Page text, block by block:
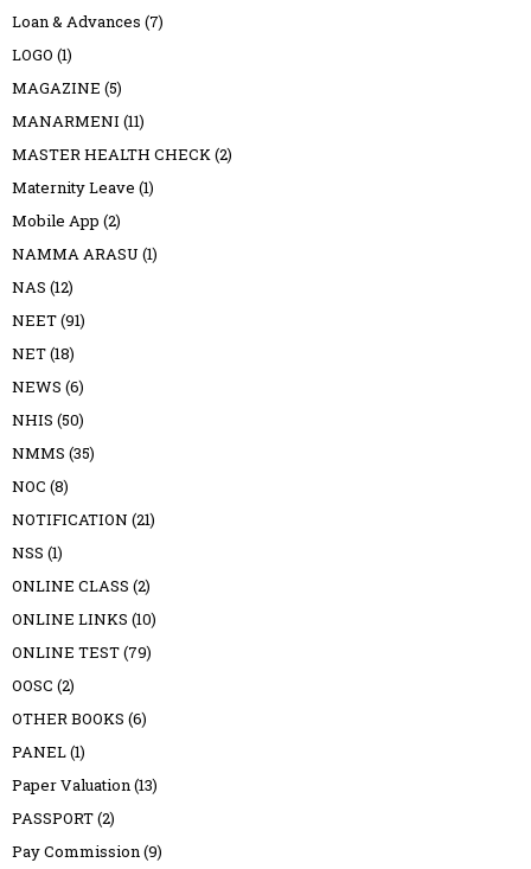
Loan & Advances (7)
LOGO (1)
MAGAZINE (5)
MANARMENI (11)
MASTER HEALTH CHECK(2)
Maternity Leave (1)
Mobile App (2)
NAMMA ARASU (1)
NAS (12)
NEET(91)
NET(18)
NEWS (6)
NHIS (50)
NMMS (35)
NOC (8)
NOTIFICATION (21)
NSS (1)
ONLINE CLASS (2)
ONLINE LINKS (10)
ONLINE TEST(79)
OOSC (2)
OTHER BOOKS (6)
PANEL(1)
Paper Valuation(13)
PASSPORT(2)
Pay Commission(9)